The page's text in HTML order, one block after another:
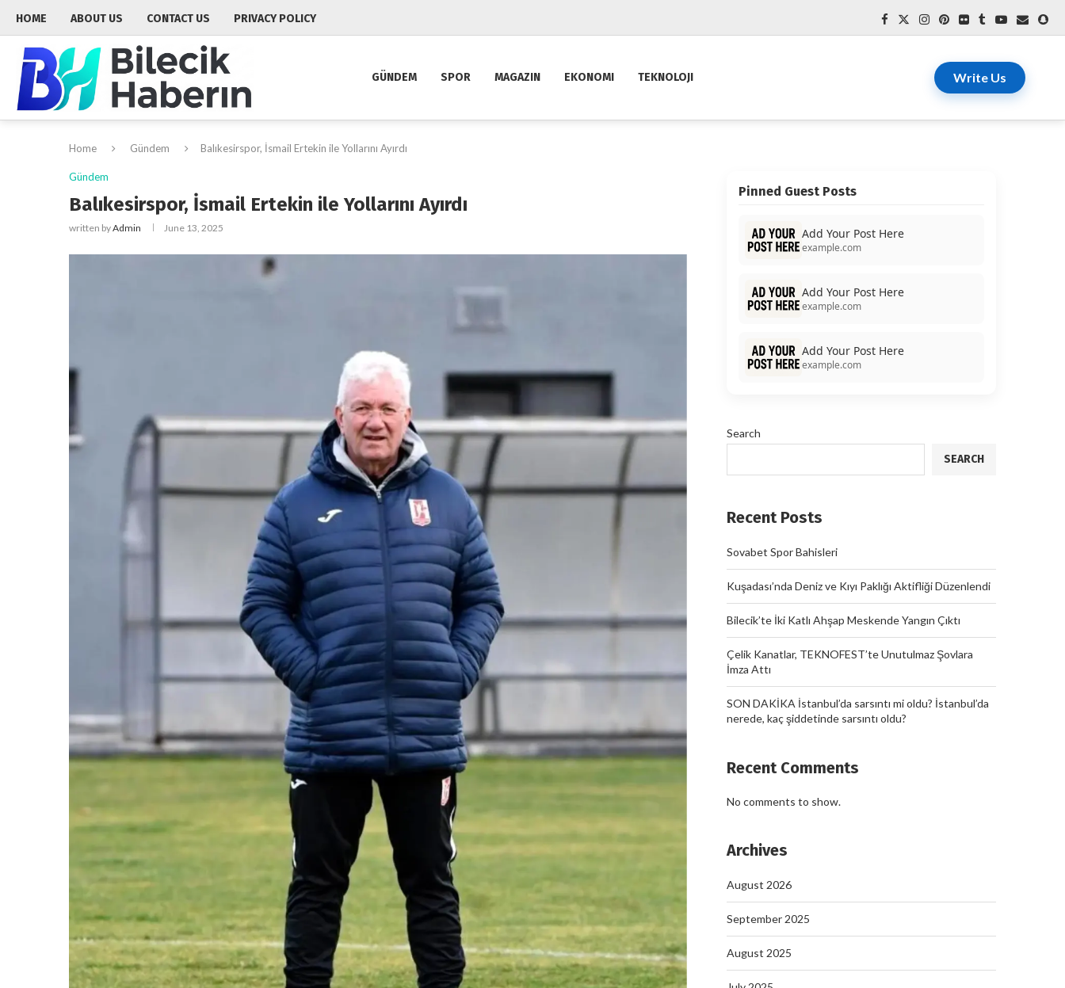
HOME ABOUT US CONTACT US PRIVACY POLICY
GÜNDEM SPOR MAGAZIN EKONOMI TEKNOLOJI Write Us
Home Gündem Balıkesirspor, İsmail Ertekin ile Yollarını Ayırdı
Gündem
Balıkesirspor, İsmail Ertekin ile Yollarını Ayırdı
written byAdmin June 13, 2025
Pinned Guest Posts
Add Your Post Here
example.com
Add Your Post Here
example.com
Add Your Post Here
example.com
Search
SEARCH
Recent Posts
Sovabet Spor Bahisleri
Kuşadası’nda Deniz ve Kıyı Paklığı Aktifliği Düzenlendi
Bilecik’te İki Katlı Ahşap Meskende Yangın Çıktı
Çelik Kanatlar, TEKNOFEST’te Unutulmaz Şovlara
İmza Attı
SON DAKİKA İstanbul’da sarsıntı mi oldu? İstanbul’da
nerede, kaç şiddetinde sarsıntı oldu?
Recent Comments
No comments to show.
Archives
August 2026
September 2025
August 2025